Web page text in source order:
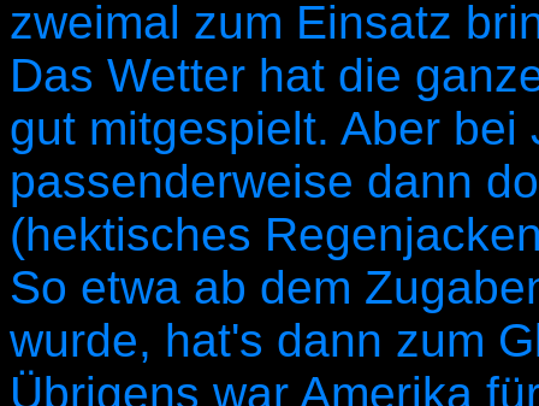
zweimal zum Einsatz
Das Wetter hat die
gut mitgespielt. Aber
passenderweise dann
(hektisches
So etwa ab dem
wurde, hat's dann zum
Übrigens war Amerika